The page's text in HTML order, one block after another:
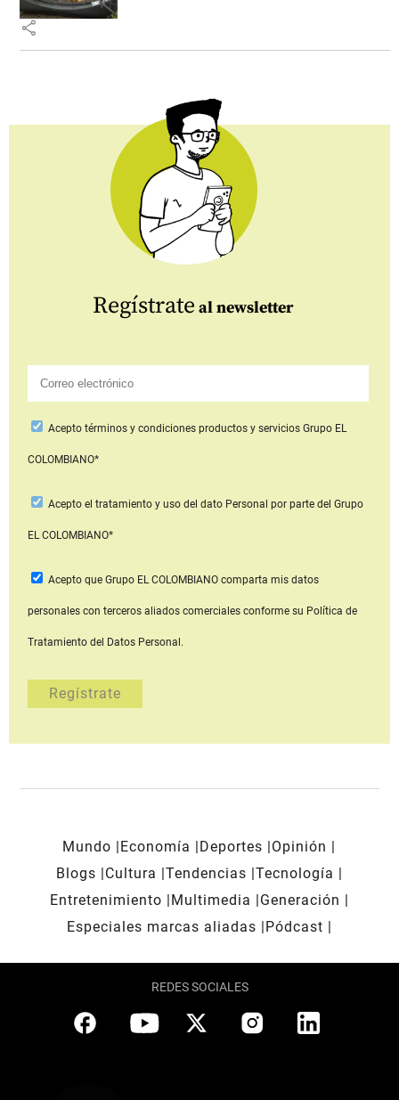
share
Regístrate al newsletter
Aceptotérminos y condiciones productos y serviciosGrupo EL
COLOMBIANO*
Acepto el tratamiento y uso del dato Personal por parte del Grupo
EL COLOMBIANO*
Acepto que Grupo EL COLOMBIANOcomparta mis datos
personales con terceros aliados comerciales conforme su Política de
Tratamiento del Datos Personal.
Mundo Economía Deportes
Opinión
Blogs
Cultura Tendencias Tecnología
Entretenimiento
Multimedia
Generación
Especiales marcas aliadas
Pódcast
REDES SOCIALES